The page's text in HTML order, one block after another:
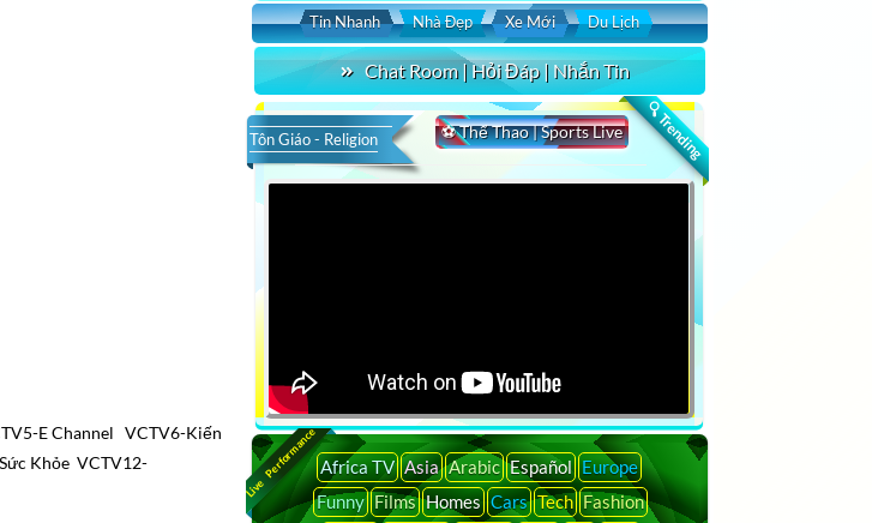
E Channel
VCTV6-Kiến
Khỏe VCTV12-
Tin Nhanh Nhà Đẹp Xe Mới Du Lịch
Chat Room | Hỏi Đáp | Nhắn Tin
🔍 Trending
⚽ Thể Thao | Sports Live
Tôn Giáo - Religion
Live PerformanceAfrica TV Asia Arabic Español Europe
Funny Films Homes Cars Tech Fashion